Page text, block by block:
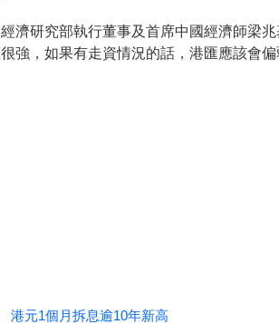
濟研究部執行董事及首席中國經濟師梁
強，如果有走資情況的話，港匯應該會偏
港元1個月拆息逾10年新高